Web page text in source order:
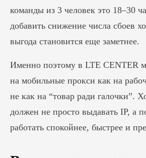
команды из 3 человек это 18–30
добавить снижение числа сбоев
выгода становится еще заметнее.
Именно поэтому в LTE CENTER
на мобильные прокси как на
не как на “товар ради галочки”.
должен не просто выдавать IP, а
работать спокойнее, быстрее и